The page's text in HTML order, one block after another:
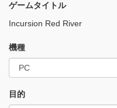
ゲームタイトル
Incursion Red River
機種
目的